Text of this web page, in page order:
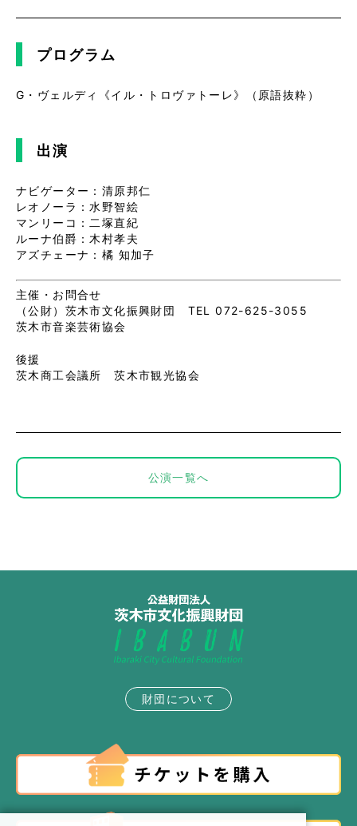
プログラム
G・ヴェルディ《イル・トロヴァトーレ》（原語抜粋）
出演
ナビゲーター：清原邦仁
レオノーラ：水野智絵
マンリーコ：二塚直紀
ルーナ伯爵：木村孝夫
アズチェーナ：橘 知加子
主催・お問合せ
（公財）茨木市文化振興財団 TEL 072-625-3055
茨木市音楽芸術協会
後援
茨木商工会議所 茨木市観光協会
公演一覧へ
財団について